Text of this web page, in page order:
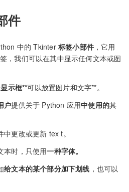
件
中的 Tkinter 标签小部件 ，它用
，我们可以在其中显示任何文本或图
显示框**可以放置图片和文字**。
户提供关于 Python 应用中使用的其
更改或更新 tex t。
本时，只使用一种字体。
给文本的某个部分加下划线 ，也可以